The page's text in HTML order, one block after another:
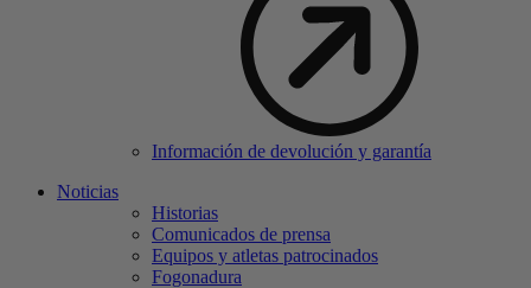
Información de devolución y garantía
Noticias
Historias
Comunicados de prensa
Equipos y atletas patrocinados
Fogonadura